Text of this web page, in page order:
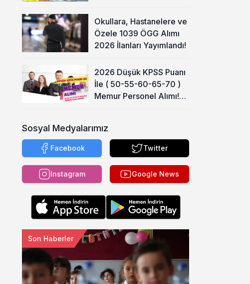
Okullara, Hastanelere ve
Özele 1039 ÖGG Alımı
2026 İlanları Yayımlandı!
2026 Düşük KPSS Puanı
İle ( 50-55-60-65-70 )
Memur Personel Alımı!
Sosyal Medyalarımız
Facebook Twitter
Instagram Google News
Son Haberler